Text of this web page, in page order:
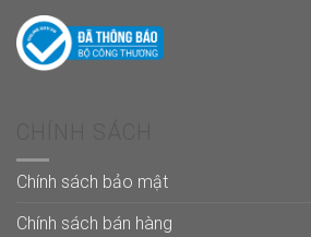
Chính sách bảo mật
Chính sách bán hàng